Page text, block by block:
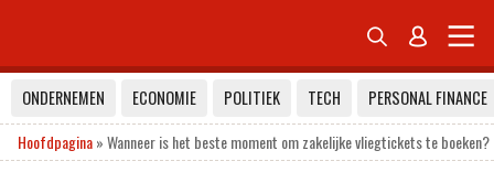
 
ONDERNEMEN ECONOMIE POLITIEK TECH
PERSONAL FINANCE
Hoofdpagina»Wanneer is het beste moment om zakelijke vliegtickets te boeken?